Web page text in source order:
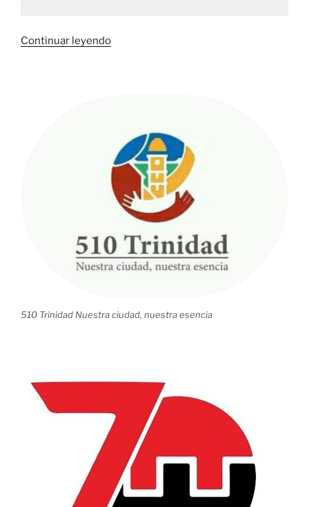
Continuar leyendo«INFOTUR
mercado
no
estatal»
510 Trinidad Nuestra ciudad, nuestra esencia